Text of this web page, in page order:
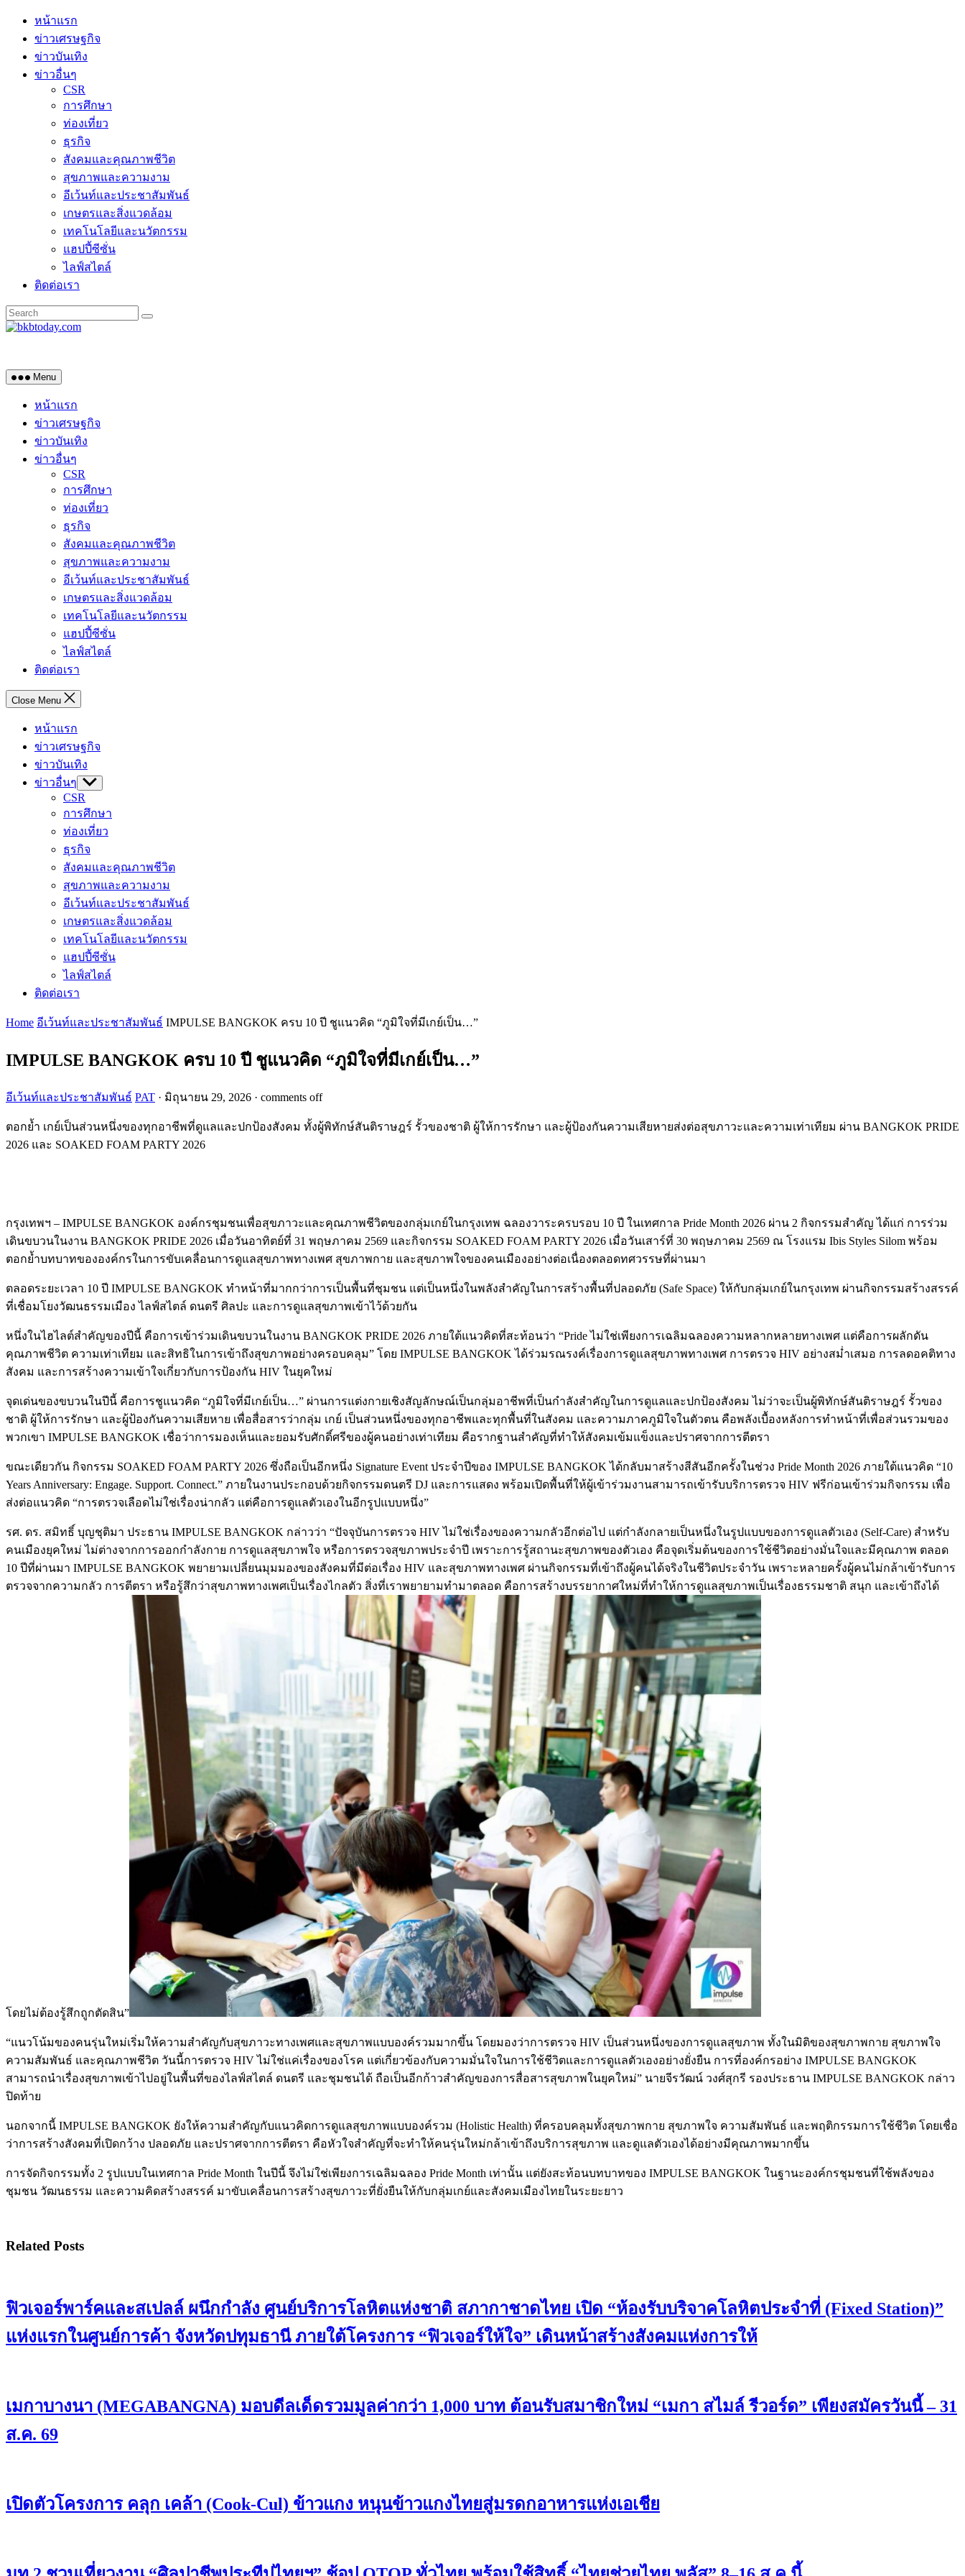
Skip
content
หน้าแรก
ข่าวเศรษฐกิจ
ข่าวบันเทิง
ข่าวอื่นๆ
CSR
การศึกษา
ท่องเที่ยว
ธุรกิจ
สังคมและคุณภาพชีวิต
สุขภาพและความงาม
อีเว้นท์และประชาสัมพันธ์
เกษตรและสิ่งแวดล้อม
เทคโนโลยีและนวัตกรรม
แฮปปี้ซีซั่น
ไลฟ์สไตล์
ติดต่อเรา
Menu
หน้าแรก
ข่าวเศรษฐกิจ
ข่าวบันเทิง
ข่าวอื่นๆ
CSR
การศึกษา
ท่องเที่ยว
ธุรกิจ
สังคมและคุณภาพชีวิต
สุขภาพและความงาม
อีเว้นท์และประชาสัมพันธ์
เกษตรและสิ่งแวดล้อม
เทคโนโลยีและนวัตกรรม
แฮปปี้ซีซั่น
ไลฟ์สไตล์
ติดต่อเรา
Close Menu
หน้าแรก
ข่าวเศรษฐกิจ
ข่าวบันเทิง
ข่าวอื่นๆ Show
sub
menu
CSR
การศึกษา
ท่องเที่ยว
ธุรกิจ
สังคมและคุณภาพชีวิต
สุขภาพและความงาม
อีเว้นท์และประชาสัมพันธ์
เกษตรและสิ่งแวดล้อม
เทคโนโลยีและนวัตกรรม
แฮปปี้ซีซั่น
ไลฟ์สไตล์
ติดต่อเรา
Home อีเว้นท์และประชาสัมพันธ์ IMPULSE BANGKOK ครบ 10 ปี ชูแนวคิด “ภูมิใจที่มีเกย์เป็น…”
IMPULSE BANGKOK ครบ 10 ปี ชูแนวคิด “ภูมิใจที่มีเกย์เป็น…”
อีเว้นท์และประชาสัมพันธ์ PAT · มิถุนายน 29, 2026 · comments off
ตอกย้ำ เกย์เป็นส่วนหนึ่งของทุกอาชีพที่ดูแลและปกป้องสังคม ทั้งผู้พิทักษ์สันติราษฎร์ รั้วของชาติ ผู้ให้การรักษา และผู้ป้องกันความเสียหายส่งต่อสุขภาวะและความเท่าเทียม ผ่าน BANGKOK PRIDE
2026 และ SOAKED FOAM PARTY 2026
กรุงเทพฯ – IMPULSE BANGKOK องค์กรชุมชนเพื่อสุขภาวะและคุณภาพชีวิตของกลุ่มเกย์ในกรุงเทพ ฉลองวาระครบรอบ 10 ปี ในเทศกาล Pride Month 2026 ผ่าน 2 กิจกรรมสำคัญ ได้แก่ การร่วม
เดินขบวนในงาน BANGKOK PRIDE 2026 เมื่อวันอาทิตย์ที่ 31 พฤษภาคม 2569 และกิจกรรม SOAKED FOAM PARTY 2026 เมื่อวันเสาร์ที่ 30 พฤษภาคม 2569 ณ โรงแรม Ibis Styles Silom พร้อม
ตอกย้ำบทบาทขององค์กรในการขับเคลื่อนการดูแลสุขภาพทางเพศ สุขภาพกาย และสุขภาพใจของคนเมืองอย่างต่อเนื่องตลอดทศวรรษที่ผ่านมา
ตลอดระยะเวลา 10 ปี IMPULSE BANGKOK ทำหน้าที่มากกว่าการเป็นพื้นที่ชุมชน แต่เป็นหนึ่งในพลังสำคัญในการสร้างพื้นที่ปลอดภัย (Safe Space) ให้กับกลุ่มเกย์ในกรุงเทพ ผ่านกิจกรรมสร้างสรรค์
ที่เชื่อมโยงวัฒนธรรมเมือง ไลฟ์สไตล์ ดนตรี ศิลปะ และการดูแลสุขภาพเข้าไว้ด้วยกัน
หนึ่งในไฮไลต์สำคัญของปีนี้ คือการเข้าร่วมเดินขบวนในงาน BANGKOK PRIDE 2026 ภายใต้แนวคิดที่สะท้อนว่า “Pride ไม่ใช่เพียงการเฉลิมฉลองความหลากหลายทางเพศ แต่คือการผลักดัน
คุณภาพชีวิต ความเท่าเทียม และสิทธิในการเข้าถึงสุขภาพอย่างครอบคลุม” โดย IMPULSE BANGKOK ได้ร่วมรณรงค์เรื่องการดูแลสุขภาพทางเพศ การตรวจ HIV อย่างสม่ำเสมอ การลดอคติทาง
สังคม และการสร้างความเข้าใจเกี่ยวกับการป้องกัน HIV ในยุคใหม่
จุดเด่นของขบวนในปีนี้ คือการชูแนวคิด “ภูมิใจที่มีเกย์เป็น…” ผ่านการแต่งกายเชิงสัญลักษณ์เป็นกลุ่มอาชีพที่เป็นกำลังสำคัญในการดูแลและปกป้องสังคม ไม่ว่าจะเป็นผู้พิทักษ์สันติราษฎร์ รั้วของ
ชาติ ผู้ให้การรักษา และผู้ป้องกันความเสียหาย เพื่อสื่อสารว่ากลุ่ม เกย์ เป็นส่วนหนึ่งของทุกอาชีพและทุกพื้นที่ในสังคม และความภาคภูมิใจในตัวตน คือพลังเบื้องหลังการทำหน้าที่เพื่อส่วนรวมของ
พวกเขา IMPULSE BANGKOK เชื่อว่าการมองเห็นและยอมรับศักดิ์ศรีของผู้คนอย่างเท่าเทียม คือรากฐานสำคัญที่ทำให้สังคมเข้มแข็งและปราศจากการตีตรา
ขณะเดียวกัน กิจกรรม SOAKED FOAM PARTY 2026 ซึ่งถือเป็นอีกหนึ่ง Signature Event ประจำปีของ IMPULSE BANGKOK ได้กลับมาสร้างสีสันอีกครั้งในช่วง Pride Month 2026 ภายใต้แนวคิด “10
Years Anniversary: Engage. Support. Connect.” ภายในงานประกอบด้วยกิจกรรมดนตรี DJ และการแสดง พร้อมเปิดพื้นที่ให้ผู้เข้าร่วมงานสามารถเข้ารับบริการตรวจ HIV ฟรีก่อนเข้าร่วมกิจกรรม เพื่อ
ส่งต่อแนวคิด “การตรวจเลือดไม่ใช่เรื่องน่ากลัว แต่คือการดูแลตัวเองในอีกรูปแบบหนึ่ง”
รศ. ดร. สมิทธิ์ บุญชุติมา ประธาน IMPULSE BANGKOK กล่าวว่า “ปัจจุบันการตรวจ HIV ไม่ใช่เรื่องของความกลัวอีกต่อไป แต่กำลังกลายเป็นหนึ่งในรูปแบบของการดูแลตัวเอง (Self-Care) สำหรับ
คนเมืองยุคใหม่ ไม่ต่างจากการออกกำลังกาย การดูแลสุขภาพใจ หรือการตรวจสุขภาพประจำปี เพราะการรู้สถานะสุขภาพของตัวเอง คือจุดเริ่มต้นของการใช้ชีวิตอย่างมั่นใจและมีคุณภาพ ตลอด
10 ปีที่ผ่านมา IMPULSE BANGKOK พยายามเปลี่ยนมุมมองของสังคมที่มีต่อเรื่อง HIV และสุขภาพทางเพศ ผ่านกิจกรรมที่เข้าถึงผู้คนได้จริงในชีวิตประจำวัน เพราะหลายครั้งผู้คนไม่กล้าเข้ารับการ
ตรวจจากความกลัว การตีตรา หรือรู้สึกว่าสุขภาพทางเพศเป็นเรื่องไกลตัว สิ่งที่เราพยายามทำมาตลอด คือการสร้างบรรยากาศใหม่ที่ทำให้การดูแลสุขภาพเป็นเรื่องธรรมชาติ สนุก และเข้าถึงได้
โดยไม่ต้องรู้สึกถูกตัดสิน”
“แนวโน้มของคนรุ่นใหม่เริ่มให้ความสำคัญกับสุขภาวะทางเพศและสุขภาพแบบองค์รวมมากขึ้น โดยมองว่าการตรวจ HIV เป็นส่วนหนึ่งของการดูแลสุขภาพ ทั้งในมิติของสุขภาพกาย สุขภาพใจ
ความสัมพันธ์ และคุณภาพชีวิต วันนี้การตรวจ HIV ไม่ใช่แค่เรื่องของโรค แต่เกี่ยวข้องกับความมั่นใจในการใช้ชีวิตและการดูแลตัวเองอย่างยั่งยืน การที่องค์กรอย่าง IMPULSE BANGKOK
สามารถนำเรื่องสุขภาพเข้าไปอยู่ในพื้นที่ของไลฟ์สไตล์ ดนตรี และชุมชนได้ ถือเป็นอีกก้าวสำคัญของการสื่อสารสุขภาพในยุคใหม่” นายจีรวัฒน์ วงศ์สุกรี รองประธาน IMPULSE BANGKOK กล่าว
ปิดท้าย
นอกจากนี้ IMPULSE BANGKOK ยังให้ความสำคัญกับแนวคิดการดูแลสุขภาพแบบองค์รวม (Holistic Health) ที่ครอบคลุมทั้งสุขภาพกาย สุขภาพใจ ความสัมพันธ์ และพฤติกรรมการใช้ชีวิต โดยเชื่อ
ว่าการสร้างสังคมที่เปิดกว้าง ปลอดภัย และปราศจากการตีตรา คือหัวใจสำคัญที่จะทำให้คนรุ่นใหม่กล้าเข้าถึงบริการสุขภาพ และดูแลตัวเองได้อย่างมีคุณภาพมากขึ้น
การจัดกิจกรรมทั้ง 2 รูปแบบในเทศกาล Pride Month ในปีนี้ จึงไม่ใช่เพียงการเฉลิมฉลอง Pride Month เท่านั้น แต่ยังสะท้อนบทบาทของ IMPULSE BANGKOK ในฐานะองค์กรชุมชนที่ใช้พลังของ
ชุมชน วัฒนธรรม และความคิดสร้างสรรค์ มาขับเคลื่อนการสร้างสุขภาวะที่ยั่งยืนให้กับกลุ่มเกย์และสังคมเมืองไทยในระยะยาว
Related Posts
ฟิวเจอร์พาร์คและสเปลล์ ผนึกกำลัง ศูนย์บริการโลหิตแห่งชาติ สภากาชาดไทย เปิด “ห้องรับบริจาคโลหิตประจำที่ (Fixed Station)”
แห่งแรกในศูนย์การค้า จังหวัดปทุมธานี ภายใต้โครงการ “ฟิวเจอร์ให้ใจ” เดินหน้าสร้างสังคมแห่งการให้
เมกาบางนา (MEGABANGNA) มอบดีลเด็ดรวมมูลค่ากว่า 1,000 บาท ต้อนรับสมาชิกใหม่ “เมกา สไมล์ รีวอร์ด” เพียงสมัครวันนี้ – 31
ส.ค. 69
เปิดตัวโครงการ คลุก เคล้า (Cook-Cul) ข้าวแกง หนุนข้าวแกงไทยสู่มรดกอาหารแห่งเอเชีย